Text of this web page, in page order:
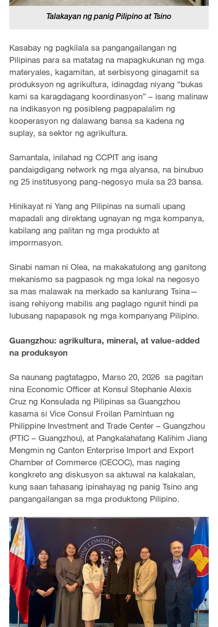
Talakayan ng panig Pilipino at Tsino
Kasabay ng pagkilala sa pangangailangan ng
Pilipinas para sa matatag na mapagkukunan ng mga
materyales, kagamitan, at serbisyong ginagamit sa
produksyon ng agrikultura, idinagdag niyang “bukas
kami sa karagdagang koordinasyon” – isang malinaw
na indikasyon ng posibleng pagpapalalim ng
kooperasyon ng dalawang bansa sa kadena ng
suplay, sa sektor ng agrikultura.
Samantala, inilahad ng CCPIT ang isang
pandaigdigang network ng mga alyansa, na binubuo
ng 25 institusyong pang-negosyo mula sa 23 bansa.
Hinikayat ni Yang ang Pilipinas na sumali upang
mapadali ang direktang ugnayan ng mga kompanya,
kabilang ang palitan ng mga produkto at
impormasyon.
Sinabi naman ni Olea, na makakatulong ang ganitong
mekanismo sa pagpasok ng mga lokal na negosyo
sa mas malawak na merkado sa kanlurang Tsina—
isang rehiyong mabilis ang paglago ngunit hindi pa
lubusang napapasok ng mga kompanyang Pilipino.
Guangzhou: agrikultura, mineral, at value-added
na produksyon
Sa naunang pagtatagpo, Marso 20, 2026 sa pagitan
nina Economic Officer at Konsul Stephanie Alexis
Cruz ng Konsulada ng Pilipinas sa Guangzhou
kasama si Vice Consul Froilan Pamintuan ng
Philippine Investment and Trade Center – Guangzhou
(PTIC – Guangzhou), at Pangkalahatang Kalihim Jiang
Mengmin ng Canton Enterprise Import and Export
Chamber of Commerce (CECOC), mas naging
kongkreto ang diskusyon sa aktuwal na kalakalan,
kung saan tahasang ipinahayag ng panig Tsino ang
pangangailangan sa mga produktong Pilipino.